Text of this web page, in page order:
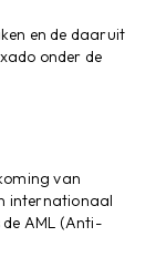
en de daaruit
onder de
van
internationaal
AML (Anti-